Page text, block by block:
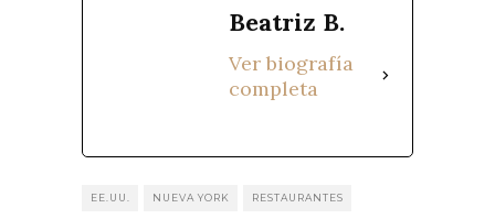
Beatriz B.
Ver biografía
completa
EE.UU. NUEVA YORK RESTAURANTES